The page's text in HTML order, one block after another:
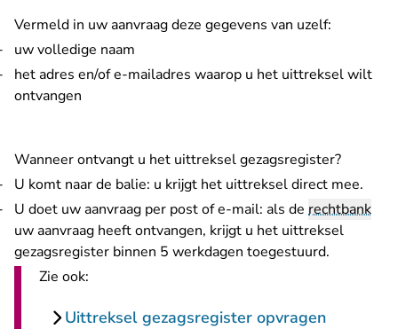
Vermeld in uw aanvraag deze gegevens van uzelf:
uw volledige naam
het adres en/of e-mailadres waarop u het uittreksel wilt
ontvangen
Wanneer ontvangt u het uittreksel gezagsregister?
U komt naar de balie: u krijgt het uittreksel direct mee.
U doet uw aanvraag per post of e-mail: als de rechtbank
uw aanvraag heeft ontvangen, krijgt u het uittreksel
gezagsregister binnen 5 werkdagen toegestuurd.
Zie ook:
Uittreksel gezagsregister opvragen